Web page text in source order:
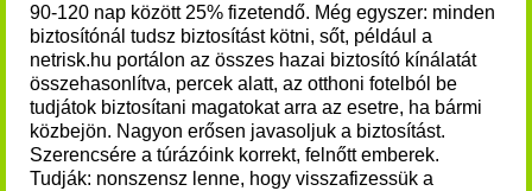
90-120 nap között 25% fizetendő. Még egyszer: minden
biztosítónál tudsz biztosítást kötni, sőt, például a
netrisk.hu portálon az összes hazai biztosító kínálatát
összehasonlítva, percek alatt, az otthoni fotelból be
tudjátok biztosítani magatokat arra az esetre, ha bármi
közbejön. Nagyon erősen javasoljuk a biztosítást.
Szerencsére a túrázóink korrekt, felnőtt emberek.
Tudják: nonszensz lenne, hogy visszafizessük a